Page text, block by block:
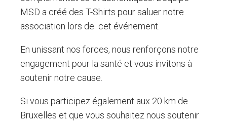
MSD a créé des T-Shirts pour saluer notre
association lors de cet événement.
En unissant nos forces, nous renforçons notre
engagement pour la santé et vous invitons à
soutenir notre cause.
Si vous participez également aux 20 km de
Bruxelles et que vous souhaitez nous soutenir